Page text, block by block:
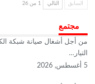
السابق التالي 1 من 26
مجتمع
من أجل أشغال صيانة شبكة
التيار…
5 أغسطس, 2026